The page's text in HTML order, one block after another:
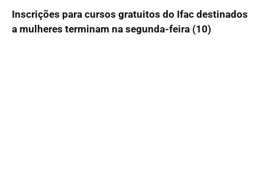
Inscrições para cursos gratuitos do Ifac destinados
a mulheres terminam na segunda-feira (10)